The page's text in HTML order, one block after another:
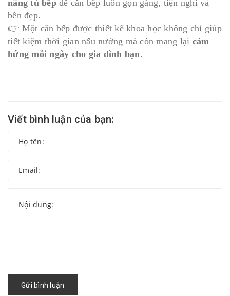
nâng tủ bếpđể căn bếp luôn gọn gàng, tiện nghi và
bền đẹp.
👉 Một căn bếp được thiết kế khoa học không chỉ giúp
tiết kiệm thời gian nấu nướng mà còn mang lại cảm
hứng mỗi ngày cho gia đình bạn.
Viết bình luận của bạn:
Gửi bình luận